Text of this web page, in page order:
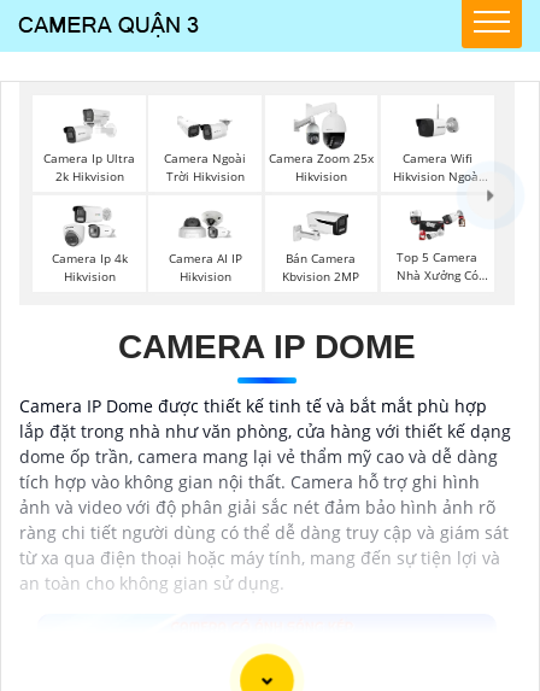
Camera Ip Ultra
2k Hikvision
Camera Ngoài
Trời Hikvision
Camera Zoom 25x
Hikvision
Camera Wifi
Hikvision Ngoài
Camera Ip 4k
Hikvision
Camera AI IP
Hikvision
Bán Camera
Kbvision 2MP
Top 5 Camera
Nhà Xưởng Có
CAMERA IP DOME
Camera IP Dome được thiết kế tinh tế và bắt mắt phù hợp
lắp đặt trong nhà như văn phòng, cửa hàng với thiết kế dạng
dome ốp trần, camera mang lại vẻ thẩm mỹ cao và dễ dàng
tích hợp vào không gian nội thất. Camera hỗ trợ ghi hình
ảnh và video với độ phân giải sắc nét đảm bảo hình ảnh rõ
ràng chi tiết người dùng có thể dễ dàng truy cập và giám sát
từ xa qua điện thoại hoặc máy tính, mang đến sự tiện lợi và
an toàn cho không gian sử dụng.